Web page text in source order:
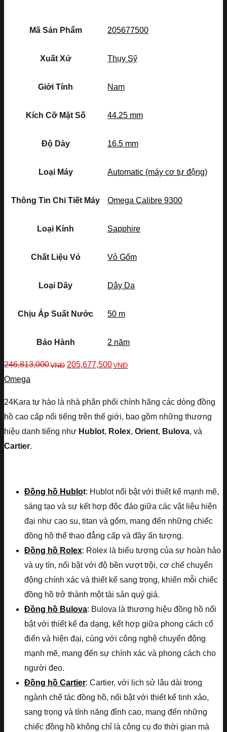
Mã Sản Phẩm 205677500
Xuất Xứ Thụy Sỹ
Giới Tính Nam
Kích Cỡ Mặt Số 44.25 mm
Độ Dày 16.5 mm
Loại Máy Automatic (máy cơ tự động)
Thông Tin Chi Tiết Máy Omega Calibre 9300
Loại Kính Sapphire
Chất Liệu Vỏ Vỏ Gốm
Loại Dây Dây Da
Chịu Áp Suất Nước 50 m
Bảo Hành 2 năm
246,813,000VNĐ 205,677,500VNĐ
Omega
24Kara tự hào là nhà phân phối chính hãng các dòng đồng
hồ cao cấp nổi tiếng trên thế giới, bao gồm những thương
hiệu danh tiếng như Hublot, Rolex, Orient, Bulova, và
Cartier.
Đồng hồ Hublot: Hublot nổi bật với thiết kế mạnh mẽ,
sáng tạo và sự kết hợp độc đáo giữa các vật liệu hiện
đại như cao su, titan và gốm, mang đến những chiếc
đồng hồ thể thao đẳng cấp và đầy ấn tượng.
Đồng hồ Rolex: Rolex là biểu tượng của sự hoàn hảo
và uy tín, nổi bật với độ bền vượt trội, cơ chế chuyển
động chính xác và thiết kế sang trọng, khiến mỗi chiếc
đồng hồ trở thành một tài sản quý giá.
Đồng hồ Bulova: Bulova là thương hiệu đồng hồ nổi
bật với thiết kế đa dạng, kết hợp giữa phong cách cổ
điển và hiện đại, cùng với công nghệ chuyển động
mạnh mẽ, mang đến sự chính xác và phong cách cho
người đeo.
Đồng hồ Cartier: Cartier, với lịch sử lâu dài trong
ngành chế tác đồng hồ, nổi bật với thiết kế tinh xảo,
sang trọng và tính năng đỉnh cao, mang đến những
chiếc đồng hồ không chỉ là công cụ đo thời gian mà